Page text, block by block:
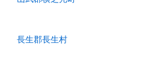
長生郡長生村